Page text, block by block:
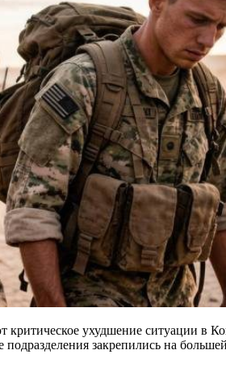
ухудшение ситуации
закрепились на